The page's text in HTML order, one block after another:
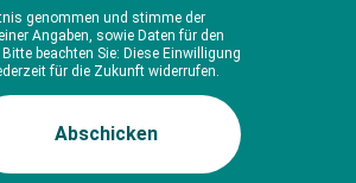
genommen und stimme der
Angaben, sowie Daten für den
beachten Sie: Diese Einwilligung
für die Zukunft widerrufen.